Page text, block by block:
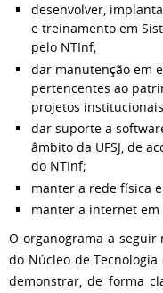
desenvolver,
e treinamento em
pelo NTInf;
dar manutenção em
pertencentes ao
projetos
dar suporte a
âmbito da UFSJ, de
do NTInf;
manter a rede física
manter a internet
O organograma a
do Núcleo de
demonstrar, de forma